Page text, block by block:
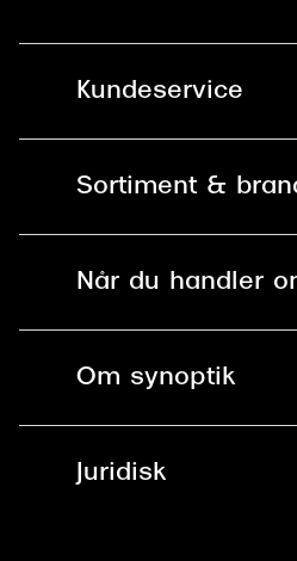
Kundeservice
Spørgsmål & svar
Brilleabonnement
Sortiment &
Brillerens
Når du handler
Om synoptik
Juridisk